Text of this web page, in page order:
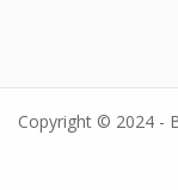
Copyright © 2024 -